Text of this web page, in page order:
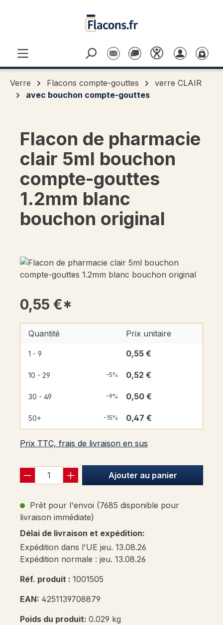
Verre Flacons compte-gouttes
verre CLAIR
avec bouchon compte-gouttes
Flacon de pharmacie
clair 5ml bouchon
compte-gouttes
1.2mm blanc
bouchon original
0,55 €*
Quantité Prix unitaire
1 - 9 0,55 €
10 - 29 -5% 0,52 €
30 - 49 -9% 0,50 €
50+ -15% 0,47 €
Prix TTC, frais de livraison en sus
Ajouter au panier
Prêt pour l'envoi (7685 disponible pour
livraison immédiate)
Délai de livraison et expédition:
Expédition dans l'UE jeu. 13.08.26
Expédition normale : jeu. 13.08.26
Réf. produit : 1001505
EAN: 4251139708879
Poids du produit: 0.029 kg